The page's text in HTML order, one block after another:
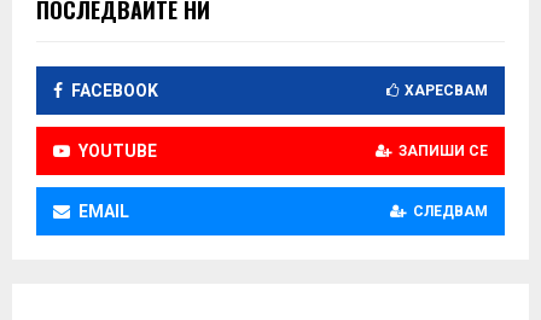
ПОСЛЕДВАЙТЕ НИ
FACEBOOK ХАРЕСВАМ
YOUTUBE ЗАПИШИ СЕ
EMAIL СЛЕДВАМ